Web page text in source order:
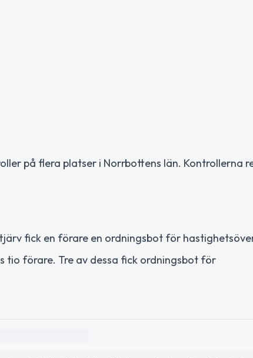
på flera platser i Norrbottens län. Kontrollerna
fick en förare en ordningsbot för
tio förare. Tre av dessa fick ordningsbot för